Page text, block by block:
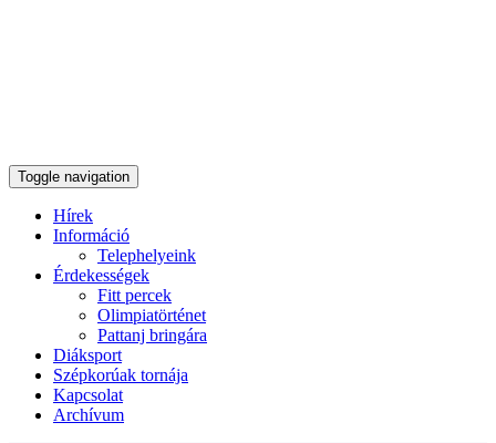
Toggle navigation
Hírek
Információ
Telephelyeink
Érdekességek
Fitt percek
Olimpiatörténet
Pattanj bringára
Diáksport
Szépkorúak tornája
Kapcsolat
Archívum